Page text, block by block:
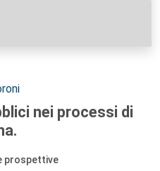
nei processi di
prospettive